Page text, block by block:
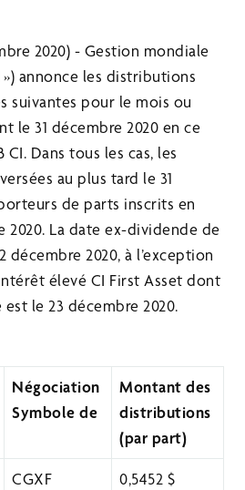
2020) - Gestion mondiale
») annonce les distributions
suivantes pour le mois ou
le 31 décembre 2020 en ce
Dans tous les cas, les
au plus tard le 31
de parts inscrits en
2020. La date ex-dividende de
décembre 2020, à l’exception
élevé CI First Asset dont
le 23 décembre 2020.
Négociation
Symbole de
Montant des
distributions
(par part)
CGXF 0,5452 $